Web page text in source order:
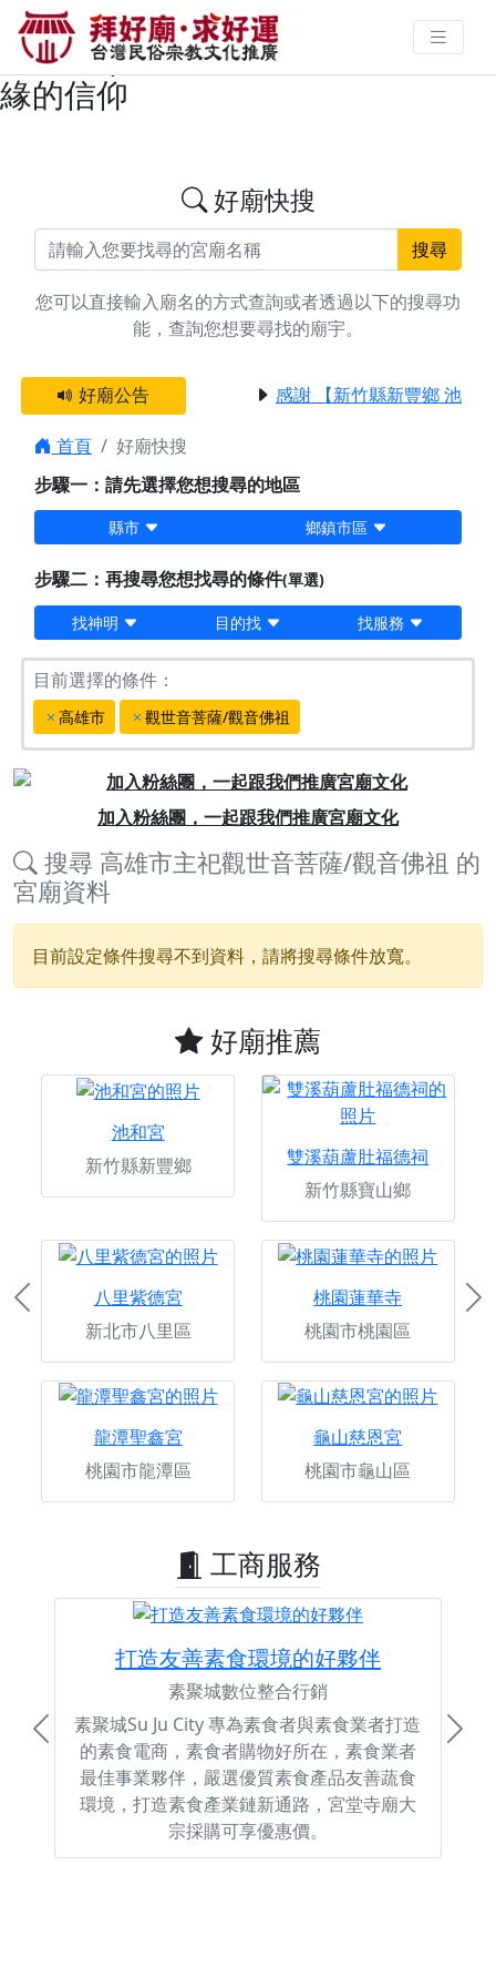
搜尋高雄市觀世音菩薩/觀音佛祖廟
宇資料 | 拜好廟求好運 找到與您有
緣的信仰
好廟快搜
搜尋
您可以直接輸入廟名的方式查詢或者透過以下的搜尋功
能，查詢您想要尋找的廟宇。
好廟公告 感謝 【新竹縣新豐鄉 池和
首頁
好廟快搜
步驟一：請先選擇您想搜尋的地區
縣市 鄉鎮市區
步驟二：再搜尋您想找尋的條件(單選)
找神明 目的找 找服務
目前選擇的條件：
高雄市 觀世音菩薩/觀音佛祖
加入粉絲團，一起跟我們推廣宮廟文化
Previous
搜尋 高雄市主祀觀世音菩薩/觀音佛祖 的
宮廟資料
目前設定條件搜尋不到資料，請將搜尋條件放寬。
好廟推薦
池和宮
新竹縣新豐鄉
雙溪葫蘆肚福德祠
新竹縣寶山鄉
八里紫德宮
新北市八里區
桃園蓮華寺
桃園市桃園區
龍潭聖鑫宮
桃園市龍潭區
龜山慈恩宮
桃園市龜山區
Previous
工商服務
打造友善素食環境的好夥伴
素聚城數位整合行銷
素聚城Su Ju City 專為素食者與素食業者打造
的素食電商，素食者購物好所在，素食業者
最佳事業夥伴，嚴選優質素食產品友善蔬食
環境，打造素食產業鏈新通路，宮堂寺廟大
宗採購可享優惠價。
Previous Next